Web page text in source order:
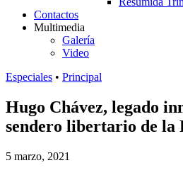
Contactos
Multimedia
Galería
Video
Especiales • Principal
Hugo Chávez, legado
sendero libertario de la
5 marzo, 2021